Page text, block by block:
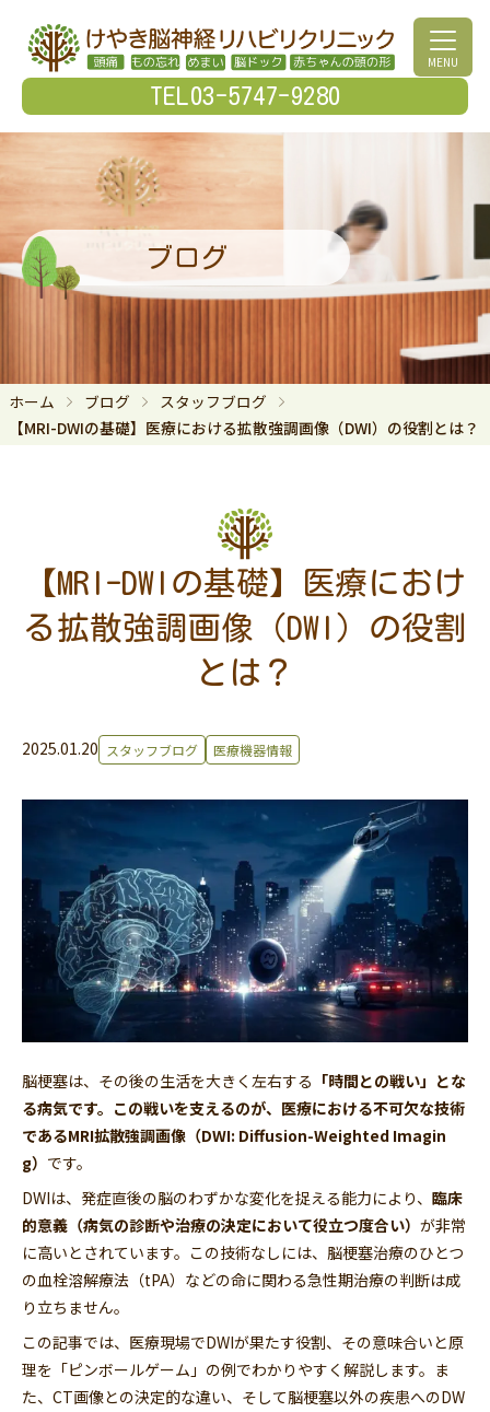
TEL03-5747-9280
MENU
ブログ
ホーム ブログ
スタッフブログ
【MRI-DWIの基礎】医療における拡散強調画像（DWI）の役割とは？
【MRI-DWIの基礎】医療におけ
る拡散強調画像（DWI）の役割
とは？
2025.01.20 スタッフブログ 医療機器情報
脳梗塞は、その後の生活を大きく左右する 「時間との戦い」とな
る病気です。この戦いを支えるのが、医療における不可欠な技術
であるMRI拡散強調画像（DWI: Diffusion-Weighted Imagin
g） です。
DWIは、発症直後の脳のわずかな変化を捉える能力により、 臨床
的意義（病気の診断や治療の決定において役立つ度合い） が非常
に高いとされています。この技術なしには、脳梗塞治療のひとつ
の血栓溶解療法（tPA）などの命に関わる急性期治療の判断は成
り立ちません。
この記事では、医療現場でDWIが果たす役割、その意味合いと原
理を「ピンボールゲーム」の例でわかりやすく解説します。ま
た、CT画像との決定的な違い、そして脳梗塞以外の疾患へのDW